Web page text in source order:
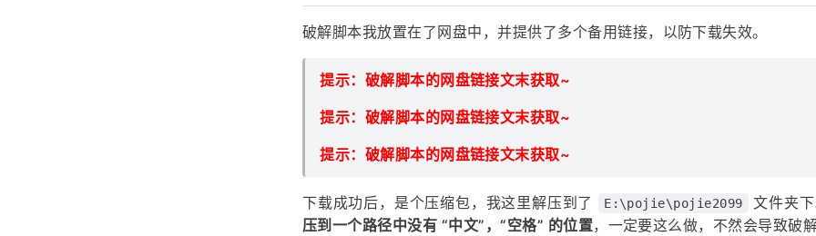
自定义 Rider 的安装路径，这里我选择安装在了 E:/ 盘下，点击下一步
勾选创建桌面快捷方式，点击下一步按钮；
等待安装成功...；
安装成功后，先不要勾选运行 Rider, 直接点击
下载破解脚本